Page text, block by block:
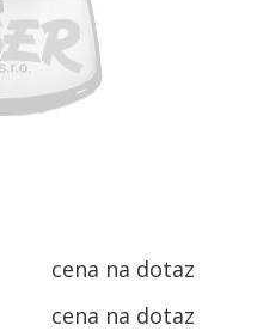
cena na dotaz
cena na dotaz